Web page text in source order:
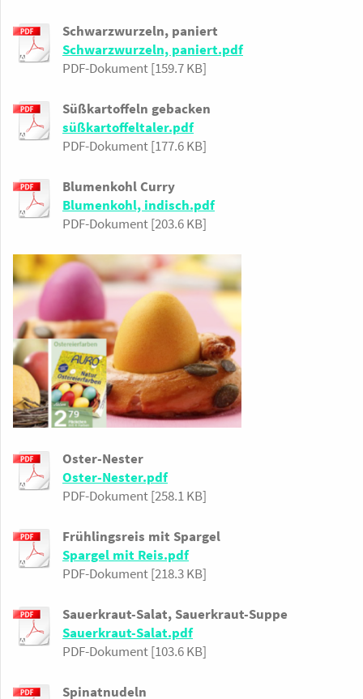
Schwarzwurzeln, paniert
Schwarzwurzeln, paniert.pdf
PDF-Dokument [159.7 KB]
Süßkartoffeln gebacken
süßkartoffeltaler.pdf
PDF-Dokument [177.6 KB]
Blumenkohl Curry
Blumenkohl, indisch.pdf
PDF-Dokument [203.6 KB]
Oster-Nester
Oster-Nester.pdf
PDF-Dokument [258.1 KB]
Frühlingsreis mit Spargel
Spargel mit Reis.pdf
PDF-Dokument [218.3 KB]
Sauerkraut-Salat, Sauerkraut-Suppe
Sauerkraut-Salat.pdf
PDF-Dokument [103.6 KB]
Spinatnudeln